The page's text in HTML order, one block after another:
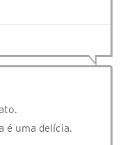
é uma delícia.